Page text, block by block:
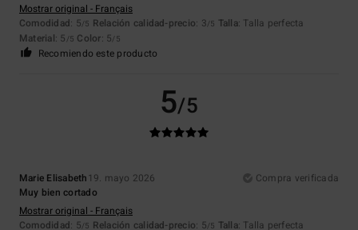
Mostrar original - Français
Comodidad: 5/5 Relación calidad-precio: 3/5 Talla: Talla perfecta
Material: 5 /5 Color: 5/5
Recomiendo este producto
5/5
Marie Elisabeth 19. mayo 2026
Compra verificada
Muy bien cortado
Mostrar original - Français
Comodidad: 5/5 Relación calidad-precio: 5/5 Talla: Talla perfecta